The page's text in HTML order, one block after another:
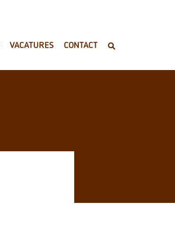
VACATURES CONTACT